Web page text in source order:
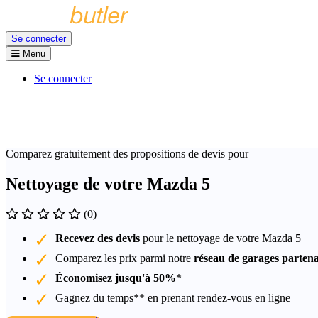
Se connecter
Menu
Se connecter
Comparez gratuitement des propositions de devis pour
Nettoyage de votre Mazda 5
(0)
Recevez des devis pour le nettoyage de votre Mazda 5
Comparez les prix parmi notre réseau de garages
Économisez jusqu'à 50%*
Gagnez du temps** en prenant rendez-vous en ligne